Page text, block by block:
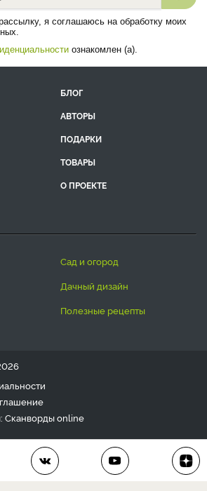
я соглашаюсь на обработку моих
ознакомлен (а).
БЛОГ
АВТОРЫ
ПОДАРКИ
ТОВАРЫ
О ПРОЕКТЕ
сад и огород
дачный дизайн
полезные рецепты
Сканвордыonline
допускается только с
редакции